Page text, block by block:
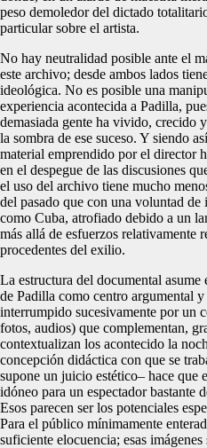
peso demoledor del dictado
particular sobre el artista.
No hay neutralidad posible ante el
este archivo; desde ambos lados
ideológica. No es posible una
experiencia acontecida a Padilla,
demasiada gente ha vivido, crecido
la sombra de ese suceso. Y siendo
material emprendido por el director
en el despegue de las discusiones
el uso del archivo tiene mucho
del pasado que con una voluntad
como Cuba, atrofiado debido a un
más allá de esfuerzos relativamente
procedentes del exilio.
La estructura del documental
de Padilla como centro argumental
interrumpido sucesivamente por un
fotos, audios) que complementan,
contextualizan los acontecido la
concepción didáctica con que se
supone un juicio estético– hace que
idóneo para un espectador bastante
Esos parecen ser los potenciales
Para el público mínimamente
suficiente elocuencia; esas imágenes